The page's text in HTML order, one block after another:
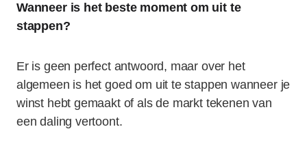
Wanneer is het beste moment om uit te
stappen?
Er is geen perfect antwoord, maar over het
algemeen is het goed om uit te stappen wanneer je
winst hebt gemaakt of als de markt tekenen van
een daling vertoont.